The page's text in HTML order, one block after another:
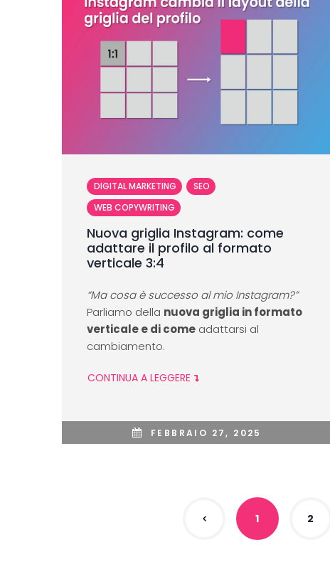
DIGITAL MARKETING
SEO
WEB COPYWRITING
Nuova griglia Instagram: come
adattare il profilo al formato
verticale 3:4
“Ma cosa è successo al mio Instagram?”
Parliamo della nuova griglia in formato
verticale e di come adattarsi al
cambiamento.
CONTINUA A LEGGERE
FEBBRAIO 27, 2025
1 2